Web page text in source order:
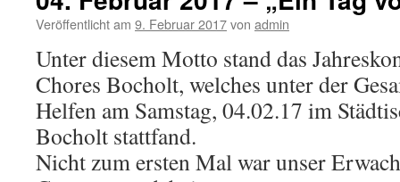
Veröffentlicht am 9. Februar 2017von admin
Unter diesem Motto stand das
Chores Bocholt, welches unter der
Helfen am Samstag, 04.02.17 im
Bocholt stattfand.
Nicht zum ersten Mal war unser